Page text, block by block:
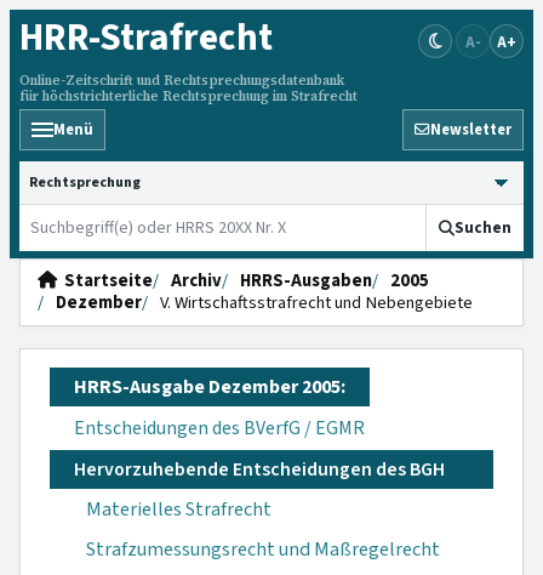
HRR-Strafrecht
Online-Zeitschrift und Rechtsprechungsdatenbank
für höchstrichterliche Rechtsprechung im Strafrecht
A- A+
Menü Newsletter
HRRS durchsuchen
Suchen
Startseite Archiv HRRS-Ausgaben
2005
Dezember
V. Wirtschaftsstrafrecht und Nebengebiete
HRRS-Ausgabe Dezember 2005:
Entscheidungen des BVerfG / EGMR
Hervorzuhebende Entscheidungen des BGH
Materielles Strafrecht
Strafzumessungsrecht und Maßregelrecht